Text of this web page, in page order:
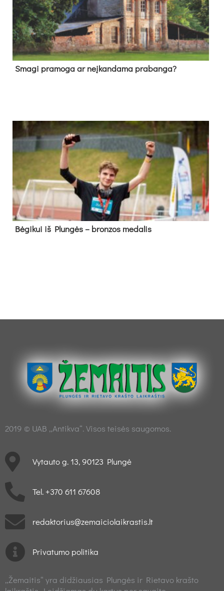
Sma­gi pra­mo­ga ar neį­kan­da­ma pra­ban­ga?
Bė­gi­kui iš Plun­gės – bron­zos me­da­lis
2019 © UAB „Antikva“. Visos teisės saugomos.
Vytauto g. 13, 90123 Plungė
Tel. +370 611 67608
redaktorius@zemaiciolaikrastis.lt
Privatumo politika
„Žemaitis“ yra didžiausias Plungės ir Rietavo krašto